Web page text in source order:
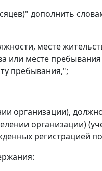
дополнить
месте
или месте
пребывания,";
организации),
организации)
регистрацией